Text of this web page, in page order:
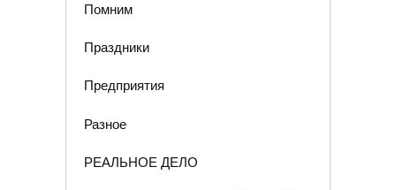
Помним
Праздники
Предприятия
Разное
РЕАЛЬНОЕ ДЕЛО